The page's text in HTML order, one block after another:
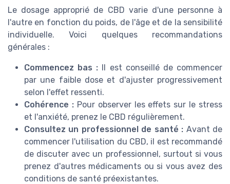
Le dosage approprié de CBD varie d'une personne à
l'autre en fonction du poids, de l'âge et de la sensibilité
individuelle. Voici quelques recommandations
générales :
Commencez bas :
Il est conseillé de commencer
par une faible dose et d'ajuster progressivement
selon l'effet ressenti.
Cohérence : Pour observer les effets sur le stress
et l'anxiété, prenez le CBD régulièrement.
Consultez un professionnel de santé : Avant de
commencer l'utilisation du CBD, il est recommandé
de discuter avec un professionnel, surtout si vous
prenez d'autres médicaments ou si vous avez des
conditions de santé préexistantes.